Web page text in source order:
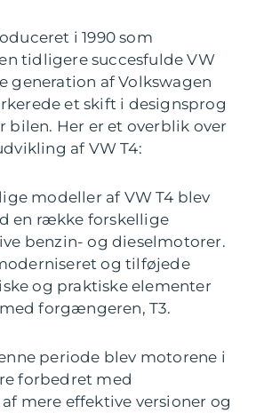
i 1990 som
tidligere succesfulde VW
generation af Volkswagen
et skift i designsprog
bilen. Her er et overblik over
af VW T4:
modeller af VW T4 blev
en række forskellige
benzin- og dieselmotorer.
og tilføjede
og praktiske elementer
forgængeren, T3.
periode blev motorene i
forbedret med
mere effektive versioner og